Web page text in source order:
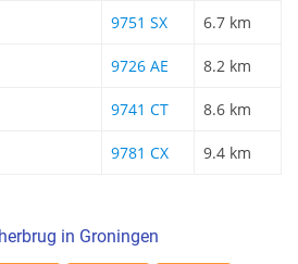
9751 SX 6.7 km
9726 AE 8.2 km
9741 CT 8.6 km
9781 CX 9.4 km
in Groningen